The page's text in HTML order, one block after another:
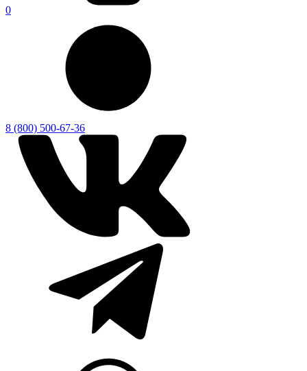
0
8 (800) 500-67-36